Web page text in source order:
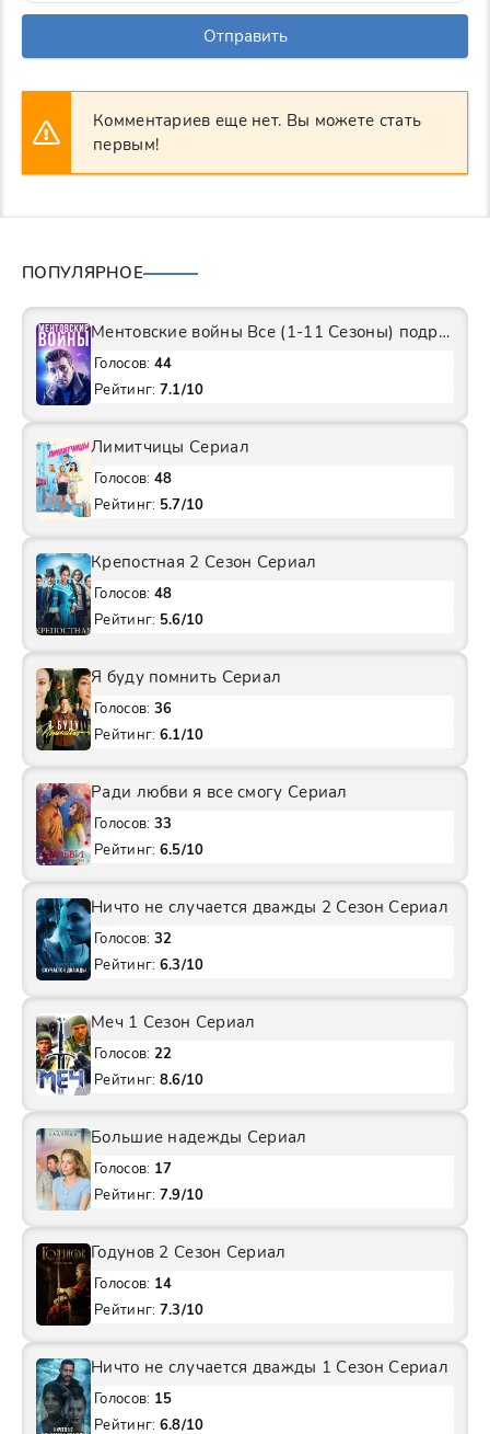
Отправить
Комментариев еще нет. Вы можете стать
первым!
ПОПУЛЯРНОЕ
Ментовские войны Все (1-11 Сезоны) подряд Сериал
Голосов: 44
Рейтинг: 7.1/10
Лимитчицы Сериал
Голосов: 48
Рейтинг: 5.7/10
Крепостная 2 Сезон Сериал
Голосов: 48
Рейтинг: 5.6/10
Я буду помнить Сериал
Голосов: 36
Рейтинг: 6.1/10
Ради любви я все смогу Сериал
Голосов: 33
Рейтинг: 6.5/10
Ничто не случается дважды 2 Сезон Сериал
Голосов: 32
Рейтинг: 6.3/10
Меч 1 Сезон Сериал
Голосов: 22
Рейтинг: 8.6/10
Большие надежды Сериал
Голосов: 17
Рейтинг: 7.9/10
Годунов 2 Сезон Сериал
Голосов: 14
Рейтинг: 7.3/10
Ничто не случается дважды 1 Сезон Сериал
Голосов: 15
Рейтинг: 6.8/10